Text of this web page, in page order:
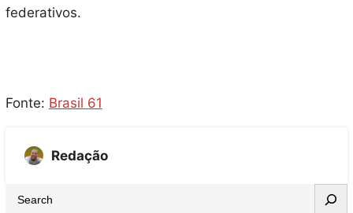
federativos.
Fonte: Brasil 61
Redação